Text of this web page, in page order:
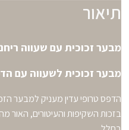
תיאור
מבער זכוכית עם שעווה
מבער זכוכית לשעווה עם
הדפס טרופי עדין מעניק למבער
בזכות השקיפות והעיטורים, האור